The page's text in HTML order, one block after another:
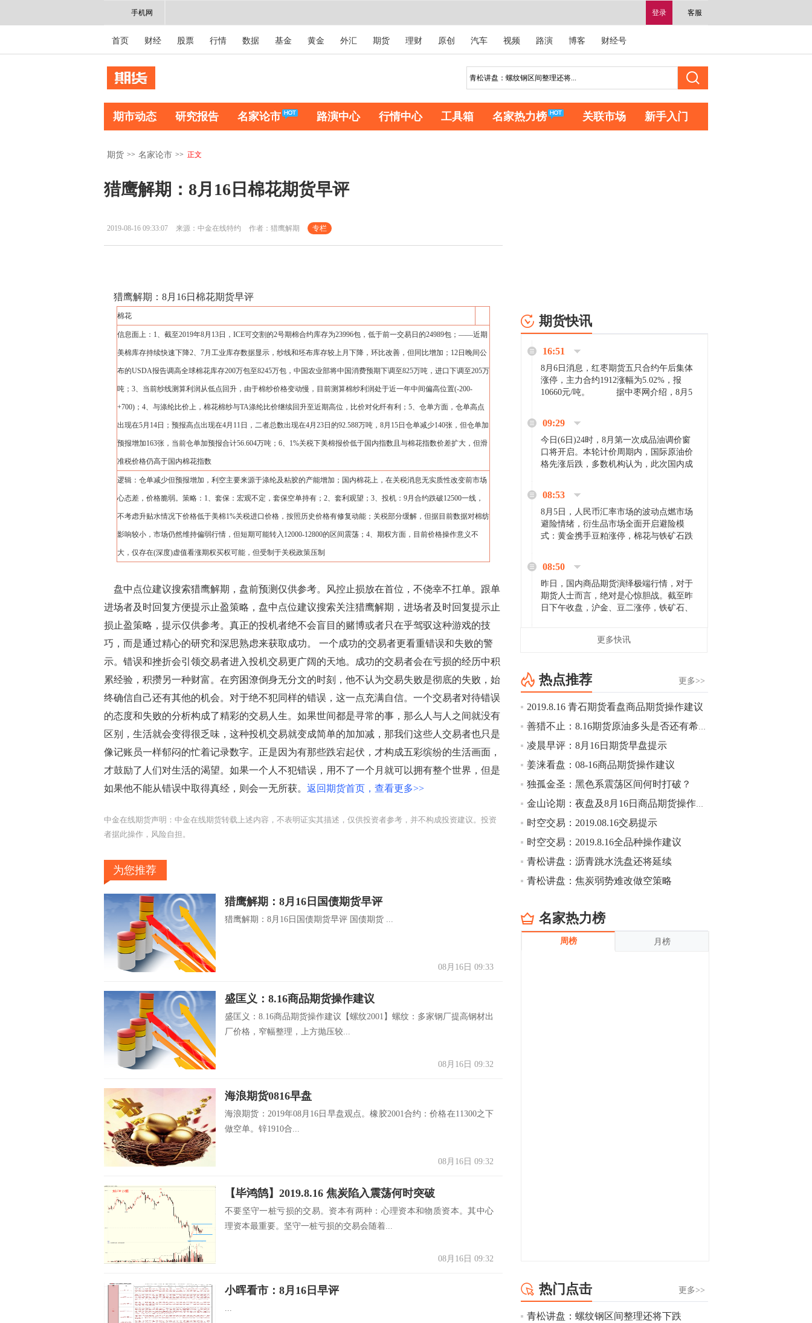
登录 客服
手机网
首页 财经 股票 行情 数据 基金 黄金 外汇 期货 理财 原创 汽车 视频 路演 博客 财经号
期市动态 研究报告 名家论市 路演中心 行情中心 工具箱 名家热力榜 关联市场 新手入门
期货 >> 名家论市 >> 正文
猎鹰解期：8月16日棉花期货早评
2019-08-16 09:33:07 来源：中金在线特约 作者：猎鹰解期 专栏
猎鹰解期：8月16日棉花期货早评
棉花
信息面上：1、截至2019年8月13日，ICE可交割的2号期棉合约库存为23996包，低于前一交易日的24989包；——近期
美棉库存持续快速下降2、7月工业库存数据显示，纱线和坯布库存较上月下降，环比改善，但同比增加；12日晚间公
布的USDA报告调高全球棉花库存200万包至8245万包，中国农业部将中国消费预期下调至825万吨，进口下调至205万
吨；3、当前纱线测算利润从低点回升，由于棉纱价格变动慢，目前测算棉纱利润处于近一年中间偏高位置(-200-
+700)；4、与涤纶比价上，棉花棉纱与TA涤纶比价继续回升至近期高位，比价对化纤有利；5、仓单方面，仓单高点
出现在5月14日；预报高点出现在4月11日，二者总数出现在4月23日的92.588万吨，8月15日仓单减少140张，但仓单加
预报增加163张，当前仓单加预报合计56.604万吨；6、1%关税下美棉报价低于国内指数且与棉花指数价差扩大，但滑
准税价格仍高于国内棉花指数
逻辑：仓单减少但预报增加，利空主要来源于涤纶及粘胶的产能增加；国内棉花上，在关税消息无实质性改变前市场
心态差，价格脆弱。策略：1、套保：宏观不定，套保空单持有；2、套利观望；3、投机：9月合约跌破12500一线，
不考虑升贴水情况下价格低于美棉1%关税进口价格，按照历史价格有修复动能；关税部分缓解，但据目前数据对棉纺
影响较小，市场仍然维持偏弱行情，但短期可能转入12000-12800的区间震荡；4、期权方面，目前价格操作意义不
大，仅存在(深度)虚值看涨期权买权可能，但受制于关税政策压制
盘中点位建议搜索猎鹰解期，盘前预测仅供参考。风控止损放在首位，不侥幸不扛单。跟单
进场者及时回复方便提示止盈策略，盘中点位建议搜索关注猎鹰解期，进场者及时回复提示止
损止盈策略，提示仅供参考。真正的投机者绝不会盲目的赌博或者只在乎驾驭这种游戏的技
巧，而是通过精心的研究和深思熟虑来获取成功。 一个成功的交易者更看重错误和失败的警
示。错误和挫折会引领交易者进入投机交易更广阔的天地。成功的交易者会在亏损的经历中积
累经验，积攒另一种财富。在穷困潦倒身无分文的时刻，他不认为交易失败是彻底的失败，始
终确信自己还有其他的机会。对于绝不犯同样的错误，这一点充满自信。一个交易者对待错误
的态度和失败的分析构成了精彩的交易人生。如果世间都是寻常的事，那么人与人之间就没有
区别，生活就会变得很乏味，这种投机交易就变成简单的加加减，那我们这些人交易者也只是
像记账员一样郁闷的忙着记录数字。正是因为有那些跌宕起伏，才构成五彩缤纷的生活画面，
才鼓励了人们对生活的渴望。如果一个人不犯错误，用不了一个月就可以拥有整个世界，但是
如果他不能从错误中取得真经，则会一无所获。 返回期货首页，查看更多>>
中金在线期货声明：中金在线期货转载上述内容，不表明证实其描述，仅供投资者参考，并不构成投资建议。投资
者据此操作，风险自担。
为您推荐
猎鹰解期：8月16日国债期货早评
猎鹰解期：8月16日国债期货早评 国债期货 ...
08月16日 09:33
盛匡义：8.16商品期货操作建议
盛匡义：8.16商品期货操作建议【螺纹2001】螺纹：多家钢厂提高钢材出
厂价格，窄幅整理，上方抛压较...
08月16日 09:32
海浪期货0816早盘
海浪期货：2019年08月16日早盘观点。橡胶2001合约：价格在11300之下
做空单。锌1910合...
08月16日 09:32
【毕鸿鹄】2019.8.16 焦炭陷入震荡何时突破
不要坚守一桩亏损的交易。资本有两种：心理资本和物质资本。其中心
理资本最重要。坚守一桩亏损的交易会随着...
08月16日 09:32
小晖看市：8月16日早评
...
期货快讯
16:51
8月6日消息，红枣期货五只合约午后集体
涨停，主力合约1912涨幅为5.02%，报
10660元/吨。 据中枣网介绍，8月5
家好货依旧惜售挺...
09:29
今日(6日)24时，8月第一次成品油调价窗
口将开启。本轮计价周期内，国际原油价
格先涨后跌，多数机构认为，此次国内成
08:53
8月5日，人民币汇率市场的波动点燃市场
避险情绪，衍生品市场全面开启避险模
式：黄金携手豆粕涨停，棉花与铁矿石跌
场来看，汇率波动...
08:50
昨日，国内商品期货演绎极端行情，对于
期货人士而言，绝对是心惊胆战。截至昨
日下午收盘，沪金、豆二涨停，铁矿石、
[imgnobrwh] src=...
跌幅达6%，报689.5元/吨，刷新近两个月
低位。
14:20
方正有色研究团队：高度重视贵金属的阶
段性机会。自年初以来沪金上涨16.93%，
立涨势，白银将开启补涨，且涨幅超过黄
金，金银比有望高位回归。
13:55
豆二期货主力合约涨停，涨幅达3.98%，报
CBOT大豆期货市场上涨，11月期约收高
影响，夜盘连粕高位窄幅震荡，建议短线
操作为主。 ...
13:54
8月5日消息，内外盘贵金属强劲走升，沪
金主力合约涨停，涨幅3.99%，报334.00
幅扩大至4.4%。
10:43
更多快讯
更多>>
热点推荐
2019.8.16 青石期货看盘商品期货操作建议
善猎不止：8.16期货原油多头是否还有希望？白糖长期依然乐观
凌晨早评：8月16日期货早盘提示
姜涞看盘：08-16商品期货操作建议
独孤金圣：黑色系震荡区间何时打破？
金山论期：夜盘及8月16日商品期货操作策略
时空交易：2019.08.16交易提示
时空交易：2019.8.16全品种操作建议
青松讲盘：沥青跳水洗盘还将延续
青松讲盘：焦炭弱势难改做空策略
名家热力榜
周榜 月榜
更多>>
热门点击
青松讲盘：螺纹钢区间整理还将下跌